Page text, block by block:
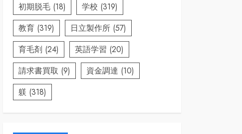
初期脱毛 (18) 学校 (319)
教育 (319) 日立製作所 (57)
育毛剤 (24) 英語学習 (20)
請求書買取 (9) 資金調達 (10)
躾 (318)